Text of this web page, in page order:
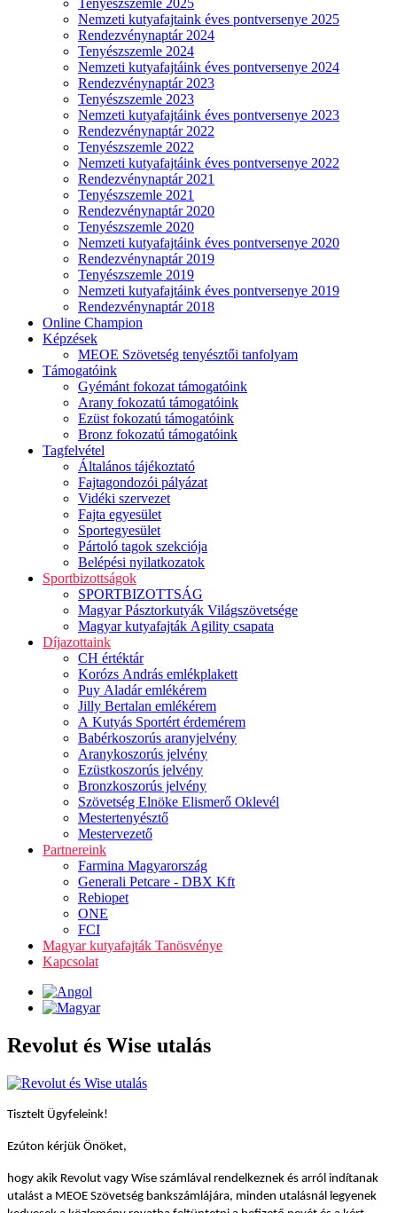
Tenyészszemle 2025
Nemzeti kutyafajtaink éves pontversenye 2025
Rendezvénynaptár 2024
Tenyészszemle 2024
Nemzeti kutyafajtáink éves pontversenye 2024
Rendezvénynaptár 2023
Tenyészszemle 2023
Nemzeti kutyafajtáink éves pontversenye 2023
Rendezvénynaptár 2022
Tenyészszemle 2022
Nemzeti kutyafajtáink éves pontversenye 2022
Rendezvénynaptár 2021
Tenyészszemle 2021
Rendezvénynaptár 2020
Tenyészszemle 2020
Nemzeti kutyafajtáink éves pontversenye 2020
Rendezvénynaptár 2019
Tenyészszemle 2019
Nemzeti kutyafajtáink éves pontversenye 2019
Rendezvénynaptár 2018
Online Champion
Képzések
MEOE Szövetség tenyésztői tanfolyam
Támogatóink
Gyémánt fokozat támogatóink
Arany fokozatú támogatóink
Ezüst fokozatú támogatóink
Bronz fokozatú támogatóink
Tagfelvétel
Általános tájékoztató
Fajtagondozói pályázat
Vidéki szervezet
Fajta egyesület
Sportegyesület
Pártoló tagok szekciója
Belépési nyilatkozatok
Sportbizottságok
SPORTBIZOTTSÁG
Magyar Pásztorkutyák Világszövetsége
Magyar kutyafajták Agility csapata
Díjazottaink
CH értéktár
Korózs András emlékplakett
Puy Aladár emlékérem
Jilly Bertalan emlékérem
A Kutyás Sportért érdemérem
Babérkoszorús aranyjelvény
Aranykoszorús jelvény
Ezüstkoszorús jelvény
Bronzkoszorús jelvény
Szövetség Elnöke Elismerő Oklevél
Mestertenyésztő
Mestervezető
Partnereink
Farmina Magyarország
Generali Petcare - DBX Kft
Rebiopet
ONE
FCI
Magyar kutyafajták Tanösvénye
Kapcsolat
Revolut és Wise utalás
Tisztelt Ügyfeleink!
Ezúton kérjük Önöket,
hogy akik Revolut vagy Wise számlával rendelkeznek és arról indítanak
utalást a MEOE Szövetség bankszámlájára, minden utalásnál legyenek